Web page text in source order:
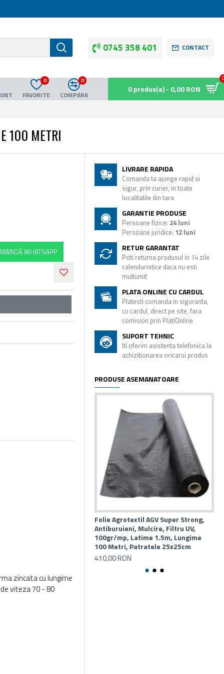
0745 358 401 CONTACT
FAVORITE
0
COMPARA
0
0 produs(e) - 0,00 RON
100 METRI
WHATSAPP
zincata cu lungime
viteza 70 - 80
LIVRARE RAPIDA
Comanda ta ajunge rapid si
sigur, prin curier, in toate
localitatile din tara
GARANTIE PRODUSE
Persoane fizice: 24 luni
Persoane juridice: 12 luni
RETUR GARANTAT
Poti returna produsul in 14 zile
calendaristice daca nu esti
multumit
PLATA ONLINE CU CARDUL
Platesti comanda in siguranta,
cu cardul, direct pe site, fara
comision prin PlatiOnline
SUPORT TEHNIC
Iti oferim asistenta telefonica la
achizitionarea oricarui produs
PRODUSE ASEMANATOARE
Folie Agrotextil AGV Super Strong,
Antiburuieni, Mulcire, Filtru UV,
100gr/mp, Latime 1.5m, Lungime
100 Metri, Patratele 25x25cm
410,00 RON